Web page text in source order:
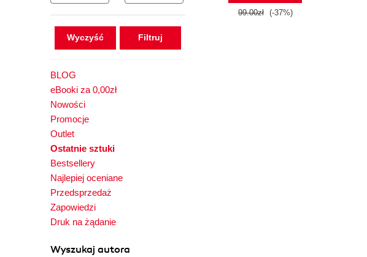
Wyczyść
BLOG
eBooki za 0,00zł
Nowości
Promocje
Outlet
Ostatnie sztuki
Bestsellery
Najlepiej oceniane
Przedsprzedaż
Zapowiedzi
Druk na żądanie
Wyszukaj autora
99.00zł (-37%)